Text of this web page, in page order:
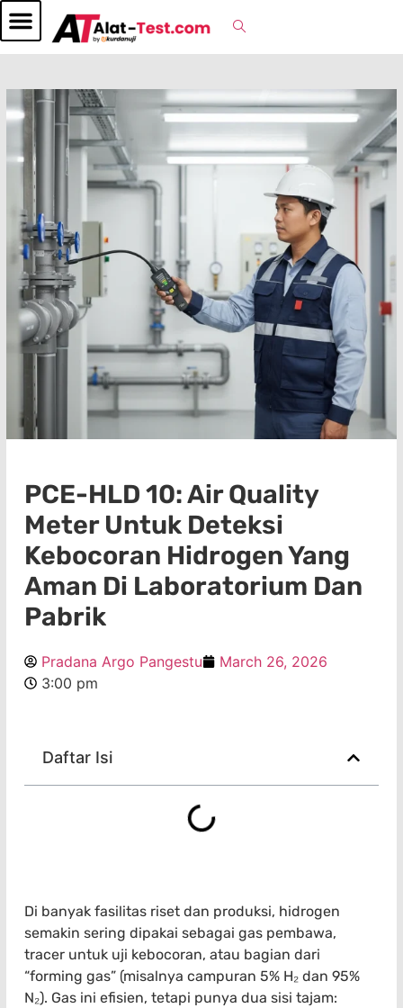
PCE-HLD 10: Air Quality
Meter Untuk Deteksi
Kebocoran Hidrogen Yang
Aman Di Laboratorium Dan
Pabrik
Pradana Argo Pangestu
March 26, 2026
3:00 pm
Daftar Isi
Di banyak fasilitas riset dan produksi, hidrogen
semakin sering dipakai sebagai gas pembawa,
tracer untuk uji kebocoran, atau bagian dari
“forming gas” (misalnya campuran 5% H₂ dan 95%
N₂). Gas ini efisien, tetapi punya dua sisi tajam: